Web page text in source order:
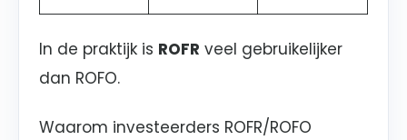
In de praktijk is ROFR veel gebruikelijker
dan ROFO.
Waarom investeerders ROFR/ROFO